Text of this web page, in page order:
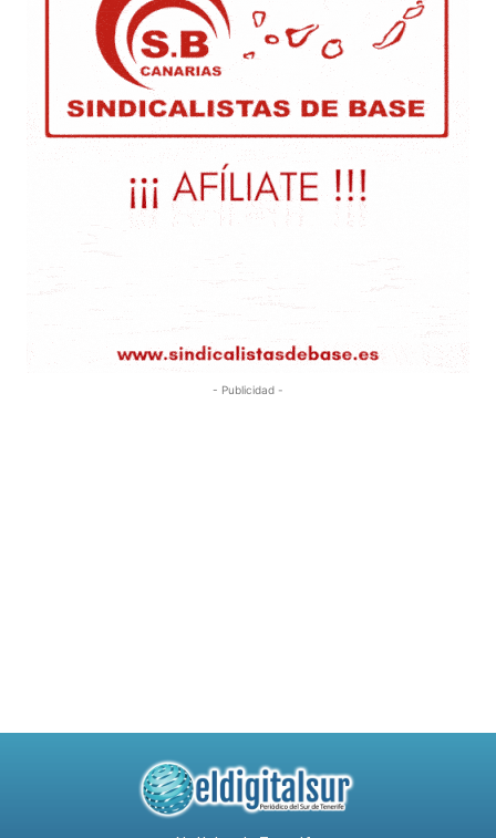
- Publicidad -